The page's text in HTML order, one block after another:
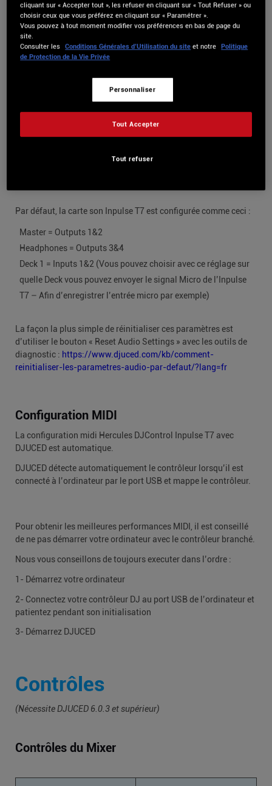
– Pour Windows: HDJCSeries PC
Configuration audio de DJUCED
6.0.1 ou supérieure pour fonctionner.
version de DJUCED disponible :
Par défaut, la carte son Inpulse T7 est configurée comme ceci :
Master = Outputs 1&2
Headphones = Outputs 3&4
Deck 1 = Inputs 1&2 (Vous pouvez choisir avec ce réglage sur
quelle Deck vous pouvez envoyer le signal Micro de l’Inpulse
T7 – Afin d’enregistrer l’entrée micro par exemple)
La façon la plus simple de réinitialiser ces paramètres est
d’utiliser le bouton « Reset Audio Settings » avec les outils de
diagnostic : https://www.djuced.com/kb/comment-
reinitialiser-les-parametres-audio-par-defaut/?lang=fr
Configuration MIDI
La configuration midi Hercules DJControl Inpulse T7 avec
DJUCED est automatique.
DJUCED détecte automatiquement le contrôleur lorsqu’il est
connecté à l’ordinateur par le port USB et mappe le contrôleur.
Pour obtenir les meilleures performances MIDI, il est conseillé
de ne pas démarrer votre ordinateur avec le contrôleur branché.
Nous vous conseillons de toujours executer dans l’ordre :
1- Démarrez votre ordinateur
2- Connectez votre contrôleur DJ au port USB de l’ordinateur et
patientez pendant son initialisation
3- Démarrez DJUCED
Contrôles
(Nécessite DJUCED 6.0.3 et supérieur)
Contrôles du Mixer
cliquant sur « Accepter tout », les refuser en cliquant sur « Tout Refuser » ou
choisir ceux que vous préférez en cliquant sur « Paramétrer ».
Vous pouvez à tout moment modifier vos préférences en bas de page du
site.
Consulter les Conditions Générales d’Utilisation du site et notre Politique
de Protection de la Vie Privée
Personnaliser
Tout refuser
Tout Accepter